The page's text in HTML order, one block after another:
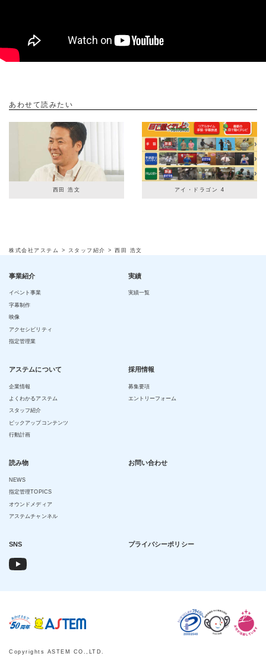
あわせて読みたい
西田 浩文 アイ・ドラゴン 4
株式会社アステム > スタッフ紹介 > 西田 浩文
事業紹介
イベント事業
字幕制作
映像
アクセシビリティ
指定管理業
実績
実績一覧
アステムについて
企業情報
よくわかるアステム
スタッフ紹介
ピックアップコンテンツ
行動計画
採用情報
募集要項
エントリーフォーム
読み物
NEWS
指定管理TOPICS
オウンドメディア
アステムチャンネル
お問い合わせ
SNS プライバシーポリシー
Copyrights ASTEM CO.,LTD.